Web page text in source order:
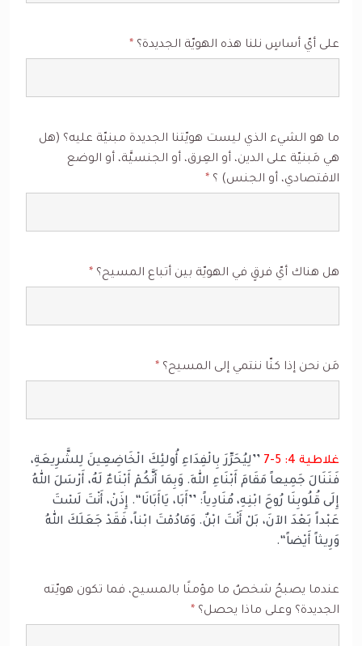
على أيّ أساسٍ نلنا هذه الهويّة الجديدة؟ *
ما هو الشيء الذي ليست هويّتنا الجديدة مبنيّة عليه؟ (هل
هي مَبنيّة على الدين، أو العِرق، أو الجنسيَّة، أو الوضع
الاقتصادي، أو الجنس) ؟ *
هل هناك أيّ فرقٍ في الهويّة بين أتباع المسيح؟ *
مَن نحن إذا كنّا ننتمي إلى المسيح؟ *
غلاطية 4: 5-7
’’لِيُحَرِّرَ بِالْفِدَاءِ أُولئِكَ الْخَاضِعِينَ لِلشَّرِيعَةِ،
فَنَنَالَ جَمِيعاً مَقَامَ أَبْنَاءِ اللهِ. وَبِمَا أَنَّكُمْ أَبْنَاءٌ لَهُ، أَرْسَلَ اللهُ
إِلَى قُلُوبِنَا رُوحَ ابْنِهِ، مُنَادِياً: ’’أَبَا، يَاأَبَانَا‘‘. إِذَنْ، أَنْتَ لَسْتَ
عَبْداً بَعْدَ الآنَ، بَلْ أَنْتَ ابْنٌ. وَمَادُمْتَ ابْناً، فَقَدْ جَعَلَكَ اللهُ
وَرِيثاً أَيْضاً‘‘.
عندما يصبحُ شخصٌ ما مؤمنًا بالمسيح، فما تكون هويّته
الجديدة؟ وعلى ماذا يحصل؟ *